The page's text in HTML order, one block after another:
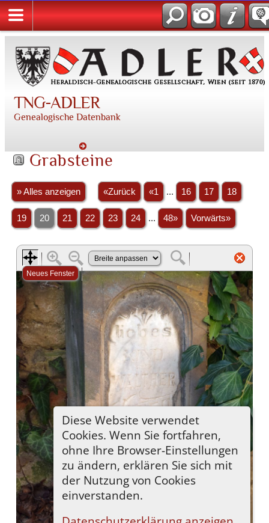
TNG-ADLER
Genealogische Datenbank
Grabsteine
» Alles anzeigen «Zurück «1 ... 16 17 18
19 20 21 22 23 24 ... 48» Vorwärts»